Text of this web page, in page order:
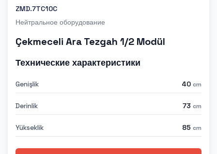
ZMD.7TC10C
Нейтральное оборудование
Çekmeceli Ara Tezgah 1/2 Modül
Технические характеристики
Genişlik 40 cm
Derinlik 73 cm
Yükseklik 85 cm